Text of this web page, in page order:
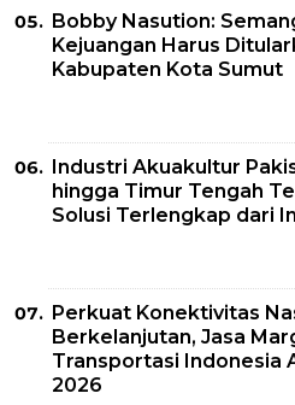
Bobby Nasution:
Kejuangan Harus
Kabupaten Kota Sumut
Industri Akuakultur
hingga Timur Tengah
Solusi Terlengkap dari
Perkuat Konektivitas
Berkelanjutan, Jasa
Transportasi Indonesia
2026